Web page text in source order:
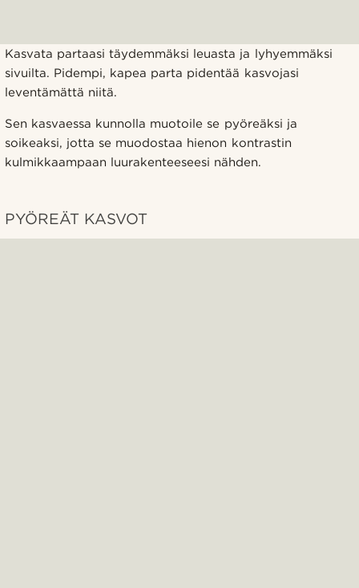
Kasvata partaasi täydemmäksi leuasta ja lyhyemmäksi
sivuilta. Pidempi, kapea parta pidentää kasvojasi
leventämättä niitä.
Sen kasvaessa kunnolla muotoile se pyöreäksi ja
soikeaksi, jotta se muodostaa hienon kontrastin
kulmikkaampaan luurakenteeseesi nähden.
PYÖREÄT KASVOT